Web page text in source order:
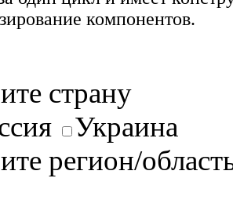
компонентов.
страну
Украина
регион/